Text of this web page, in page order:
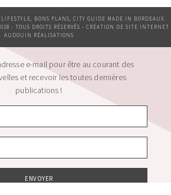
BONS PLANS, CITY GUIDE MADE IN BORDEAUX.
- TOUS DROITS RÉSERVÉS - CRÉATION DE SITE INTERNET
AUDOUIN RÉALISATIONS
e-mail pour être au courant des
et recevoir les toutes dernières
publications !